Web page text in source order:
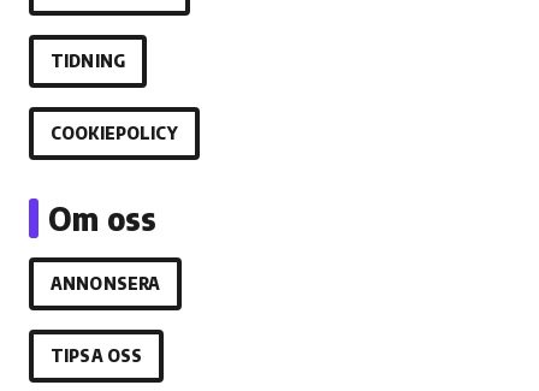
TIDNING
COOKIEPOLICY
Om oss
ANNONSERA
TIPSA OSS